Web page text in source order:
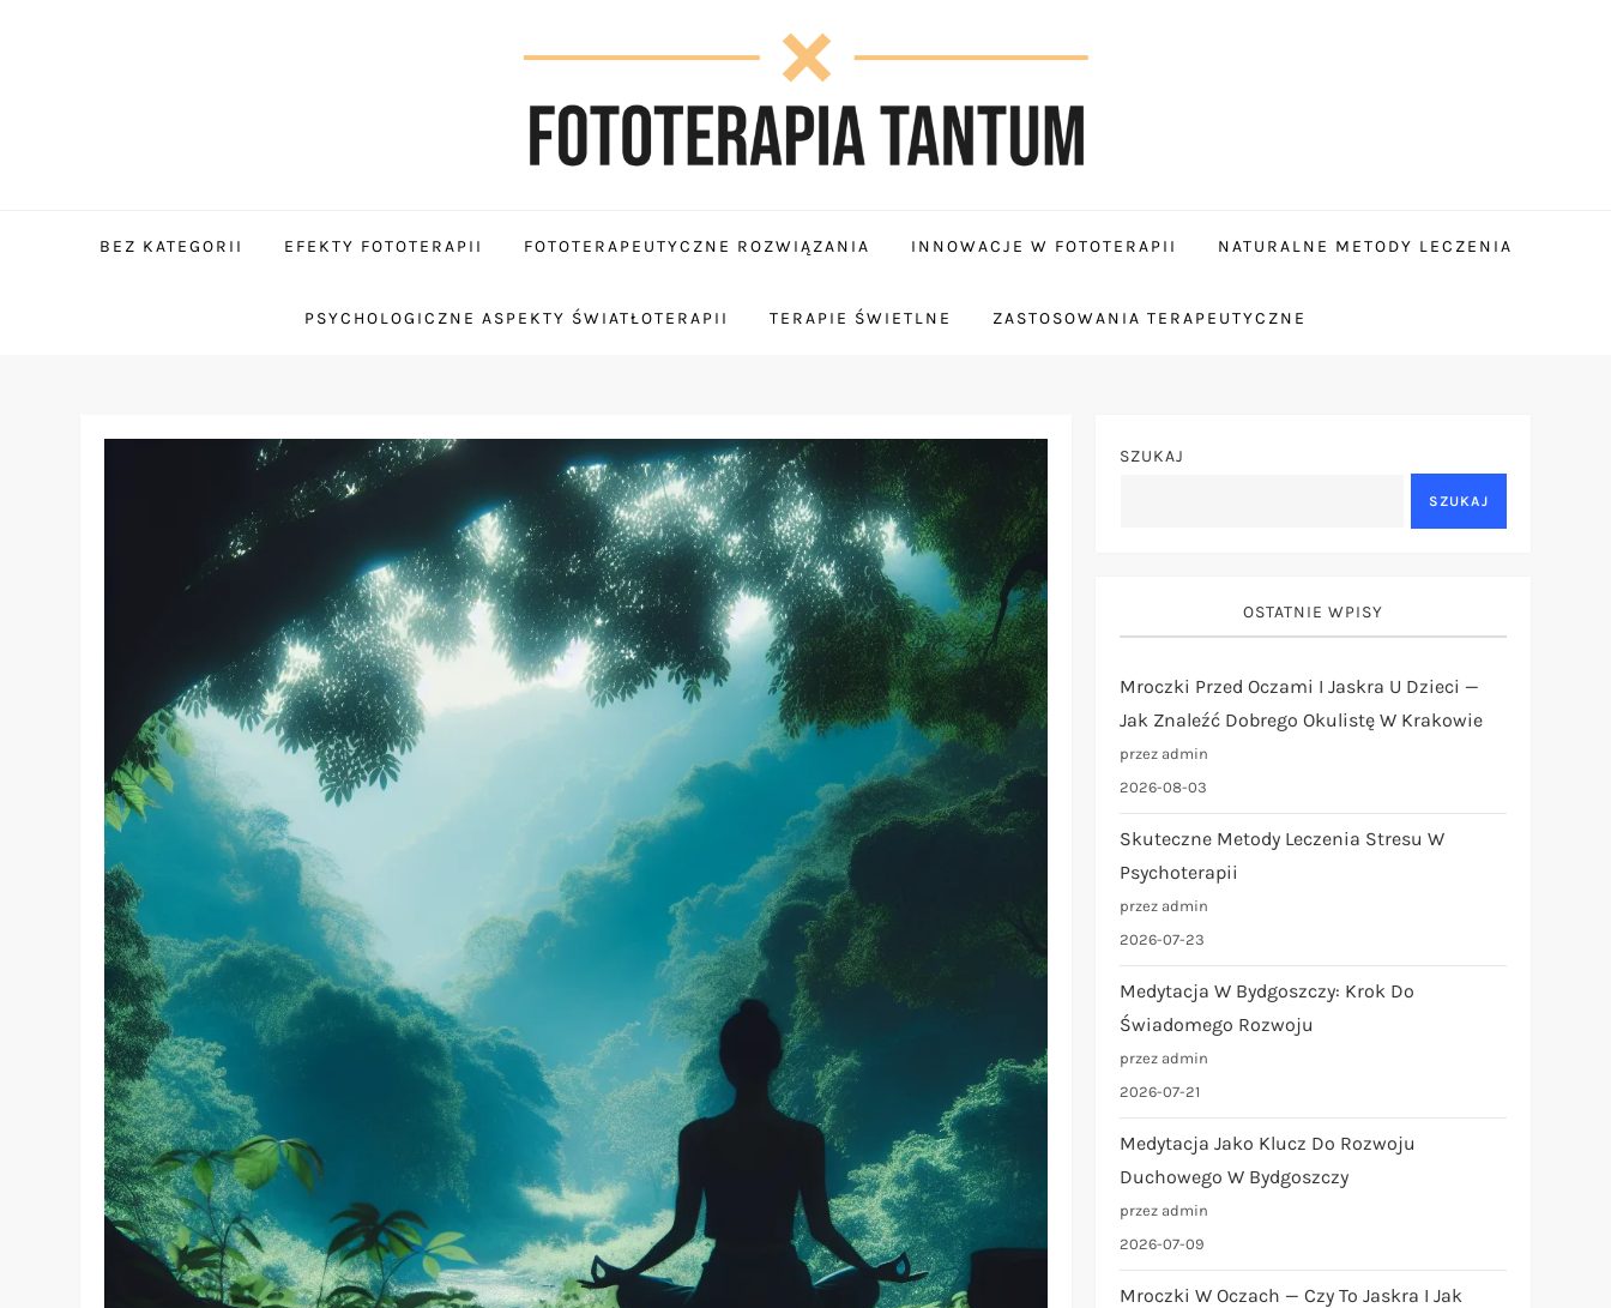
BEZ KATEGORII EFEKTY FOTOTERAPII FOTOTERAPEUTYCZNE ROZWIĄZANIA INNOWACJE W FOTOTERAPII NATURALNE METODY LECZENIA
PSYCHOLOGICZNE ASPEKTY ŚWIATŁOTERAPII TERAPIE ŚWIETLNE ZASTOSOWANIA TERAPEUTYCZNE
SZUKAJ
SZUKAJ
OSTATNIE WPISY
Mroczki Przed Oczami I Jaskra U Dzieci —
Jak Znaleźć Dobrego Okulistę W Krakowie
przez admin
2026-08-03
Skuteczne Metody Leczenia Stresu W
Psychoterapii
przez admin
2026-07-23
Medytacja W Bydgoszczy: Krok Do
Świadomego Rozwoju
przez admin
2026-07-21
Medytacja Jako Klucz Do Rozwoju
Duchowego W Bydgoszczy
przez admin
2026-07-09
Mroczki W Oczach — Czy To Jaskra I Jak